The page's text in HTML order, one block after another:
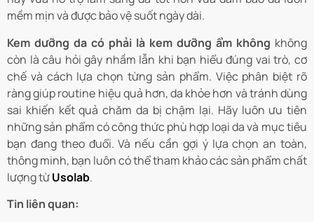
mềm mịn và được bảo vệ suốt ngày dài.
Kem dưỡng da có phải là kem dưỡng ẩm không không
còn là câu hỏi gây nhầm lẫn khi bạn hiểu đúng vai trò, cơ
chế và cách lựa chọn từng sản phẩm. Việc phân biệt rõ
ràng giúp routine hiệu quả hơn, da khỏe hơn và tránh dùng
sai khiến kết quả chăm da bị chậm lại. Hãy luôn ưu tiên
những sản phẩm có công thức phù hợp loại da và mục tiêu
bạn đang theo đuổi. Và nếu cần gợi ý lựa chọn an toàn,
thông minh, bạn luôn có thể tham khảo các sản phẩm chất
lượng từUsolab.
Tin liên quan: